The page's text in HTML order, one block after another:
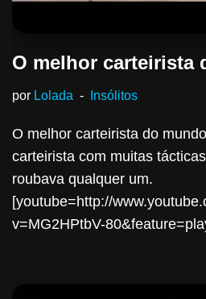
O melhor carteirista
por Lolada Insólitos
O melhor carteirista do
carteirista com muitas
roubava qualquer um.
[youtube=http://
v=MG2HPtbV-